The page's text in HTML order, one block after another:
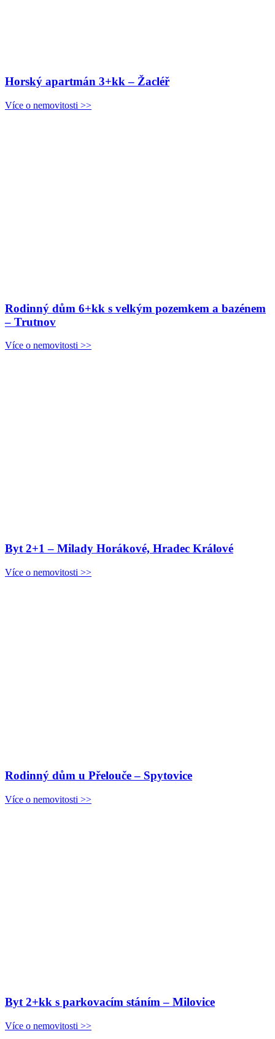
Horský apartmán 3+kk – Žacléř
Více o nemovitosti >>
Rodinný dům 6+kk s velkým pozemkem a bazénem
– Trutnov
Více o nemovitosti >>
Byt 2+1 – Milady Horákové, Hradec Králové
Více o nemovitosti >>
Rodinný dům u Přelouče – Spytovice
Více o nemovitosti >>
Byt 2+kk s parkovacím stáním – Milovice
Více o nemovitosti >>